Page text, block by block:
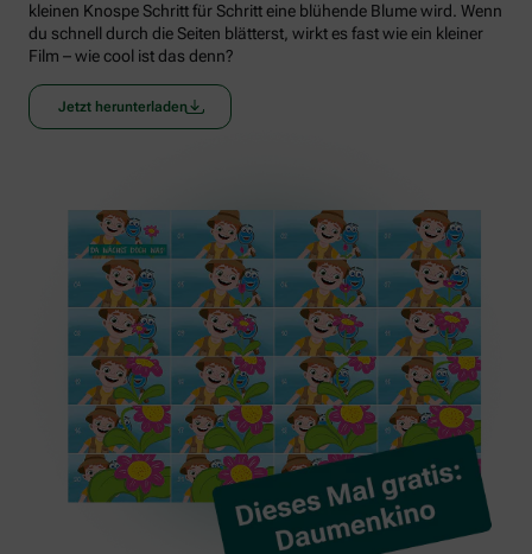
kleinen Knospe Schritt für Schritt eine blühende Blume wird. Wenn
du schnell durch die Seiten blätterst, wirkt es fast wie ein kleiner
Film – wie cool ist das denn?
Jetzt herunterladen